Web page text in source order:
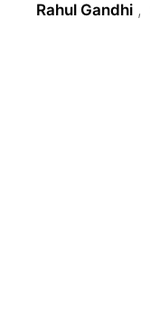
Rahul Gandhi ,